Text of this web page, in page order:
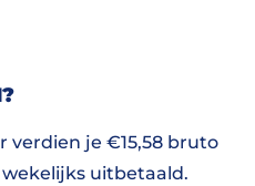
verdien je €15,58 bruto
uitbetaald.